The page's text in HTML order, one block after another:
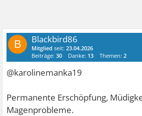
B Blackbird86
Mitglied seit:23.04.2026
Beiträge:30 Danke: 13 Themen:2
@karolinemanka19
Permanente Erschöpfung,
Magenprobleme.